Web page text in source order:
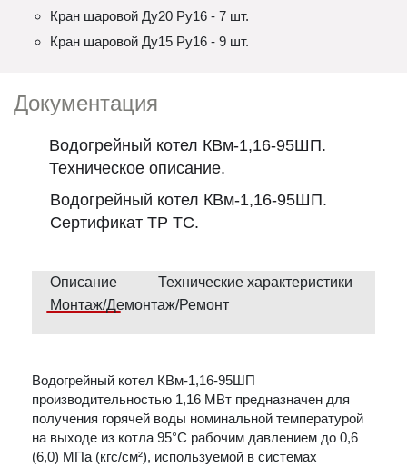
Кран шаровой Ду20 Ру16 - 7 шт.
Кран шаровой Ду15 Ру16 - 9 шт.
Документация
Водогрейный котел КВм-1,16-95ШП.
Техническое описание.
Водогрейный котел КВм-1,16-95ШП.
Сертификат ТР ТС.
Описание
Технические характеристики
Монтаж/Демонтаж/Ремонт
Водогрейный котел КВм-1,16-95ШП
производительностью 1,16 МВт предназначен для
получения горячей воды номинальной температурой
на выходе из котла 95°С рабочим давлением до 0,6
(6,0) МПа (кгс/см²), используемой в системах